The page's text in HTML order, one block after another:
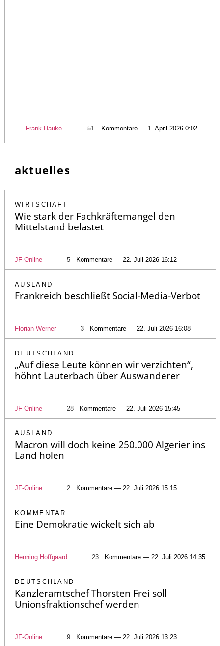
Frank Hauke 51 Kommentare — 1. April 2026 0:02
aktuelles
WIRTSCHAFT
Wie stark der Fachkräftemangel den
Mittelstand belastet
JF-Online 5 Kommentare — 22. Juli 2026 16:12
AUSLAND
Frankreich beschließt Social-Media-Verbot
Florian Werner 3 Kommentare — 22. Juli 2026 16:08
DEUTSCHLAND
„Auf diese Leute können wir verzichten“,
höhnt Lauterbach über Auswanderer
JF-Online 28 Kommentare — 22. Juli 2026 15:45
AUSLAND
Macron will doch keine 250.000 Algerier ins
Land holen
JF-Online 2 Kommentare — 22. Juli 2026 15:15
KOMMENTAR
Eine Demokratie wickelt sich ab
Henning Hoffgaard 23 Kommentare — 22. Juli 2026 14:35
DEUTSCHLAND
Kanzleramtschef Thorsten Frei soll
Unionsfraktionschef werden
JF-Online 9 Kommentare — 22. Juli 2026 13:23